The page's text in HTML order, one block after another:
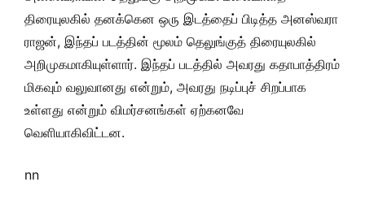
திரையுலகில் தனக்கென ஒரு இடத்தைப் பிடித்த அனஸ்வரா
ராஜன், இந்தப் படத்தின் மூலம் தெலுங்குத் திரையுலகில்
அறிமுகமாகியுள்ளார். இந்தப் படத்தில் அவரது கதாபாத்திரம்
மிகவும் வலுவானது என்றும், அவரது நடிப்புச் சிறப்பாக
உள்ளது என்றும் விமர்சனங்கள் ஏற்கனவே
வெளியாகிவிட்டன.
nn